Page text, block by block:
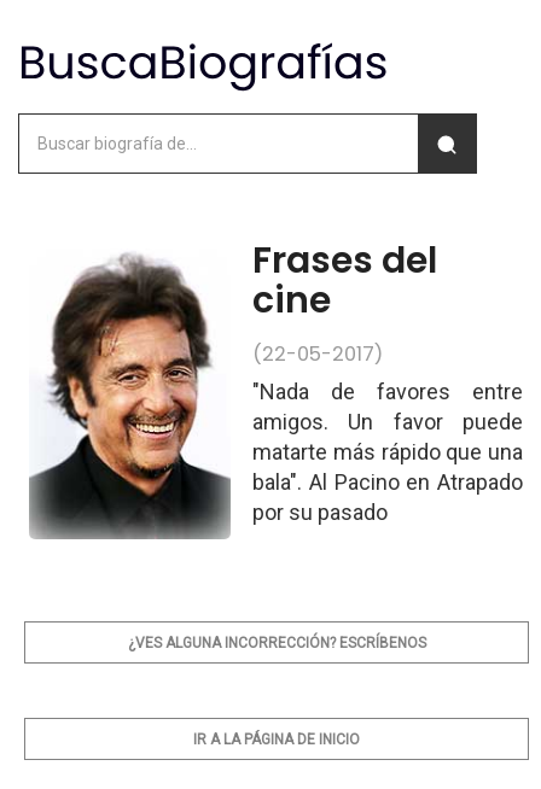
Frases del
cine
(22-05-2017)
"Nada de favores entre
amigos. Un favor puede
matarte más rápido que una
bala". Al Pacino en Atrapado
por su pasado
¿VES ALGUNA INCORRECCIÓN? ESCRÍBENOS
IR A LA PÁGINA DE INICIO